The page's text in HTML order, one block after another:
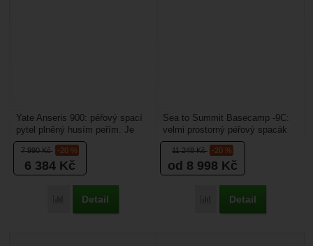
7 990Kč -20 %
6 384 Kč
Přidat 'Yate Anseris 900' k porovnání
Detail
Yate Anseris 900: péřový spací
pytel plněný husím peřím. Je
vyrobený z velmi lehkého micro
nylonu 380T...
11 248Kč -20 %
od 8 998 Kč
Přidat 'Sea to Summit
Detail
Sea to Summit Basecamp -9C:
velmi prostorný péřový spacák
polo obdélníkového tvaru.
Prostorná kapuce...